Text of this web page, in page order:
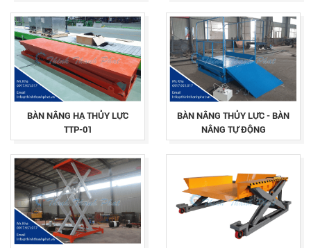
BÀN NÂNG HẠ THỦY LỰC
TTP-01
BÀN NÂNG THỦY LỰC - BÀN
NÂNG TỰ ĐỘNG